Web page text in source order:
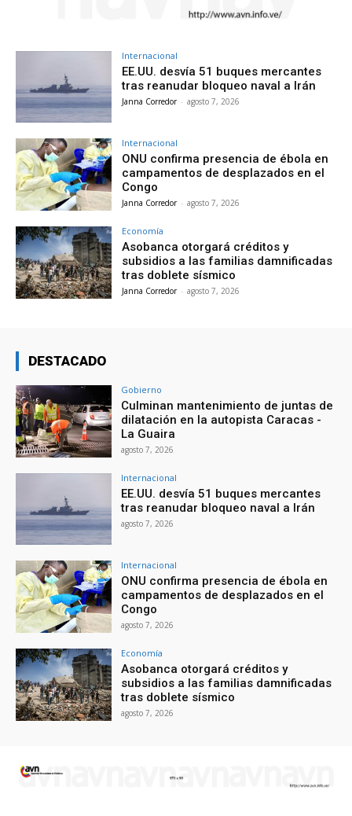
Internacional
EE.UU. desvía 51 buques mercantes
tras reanudar bloqueo naval a Irán
Janna Corredor - agosto 7, 2026
Internacional
ONU confirma presencia de ébola en
campamentos de desplazados en el
Congo
Janna Corredor - agosto 7, 2026
Economía
Asobanca otorgará créditos y
subsidios a las familias damnificadas
tras doblete sísmico
Janna Corredor - agosto 7, 2026
DESTACADO
Gobierno
Culminan mantenimiento de juntas de
dilatación en la autopista Caracas -
La Guaira
agosto 7, 2026
Internacional
EE.UU. desvía 51 buques mercantes
tras reanudar bloqueo naval a Irán
agosto 7, 2026
Internacional
ONU confirma presencia de ébola en
campamentos de desplazados en el
Congo
agosto 7, 2026
Economía
Asobanca otorgará créditos y
subsidios a las familias damnificadas
tras doblete sísmico
agosto 7, 2026